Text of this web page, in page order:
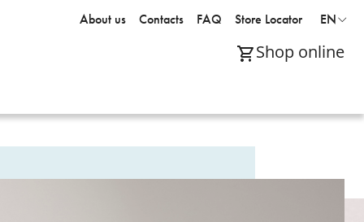
About us Contacts FAQ Store Locator EN
Shop online